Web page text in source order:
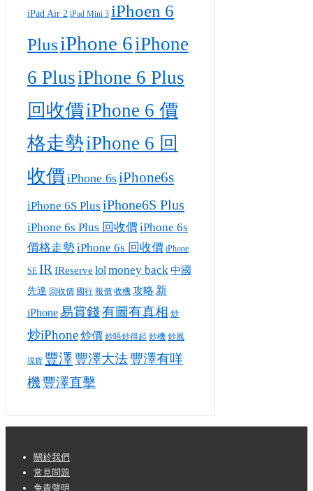
iPad Air 2 iPad Mini 3 iPhoen 6
PlusiPhone 6iPhone
6 PlusiPhone 6 Plus
回收價iPhone 6 價
格走勢iPhone 6 回
收價 iPhone 6siPhone6s
iPhone 6S Plus iPhone6S Plus
iPhone 6s Plus 回收價iPhone 6s
價格走勢iPhone 6s 回收價 iPhone
SE IR IReserve lol money back中國
先達 回收價 國行 報價 收機 攻略 新
iPhone易賞錢有圖有真相 炒
炒iPhone炒價 炒唔炒得起 炒機 炒風
現貨 豐澤豐澤大法豐澤有咩
機 豐澤直擊
Footer
Menu
關於我們
常見問題
免責聲明